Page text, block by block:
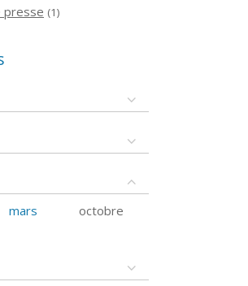
presse (1)
mars
octobre